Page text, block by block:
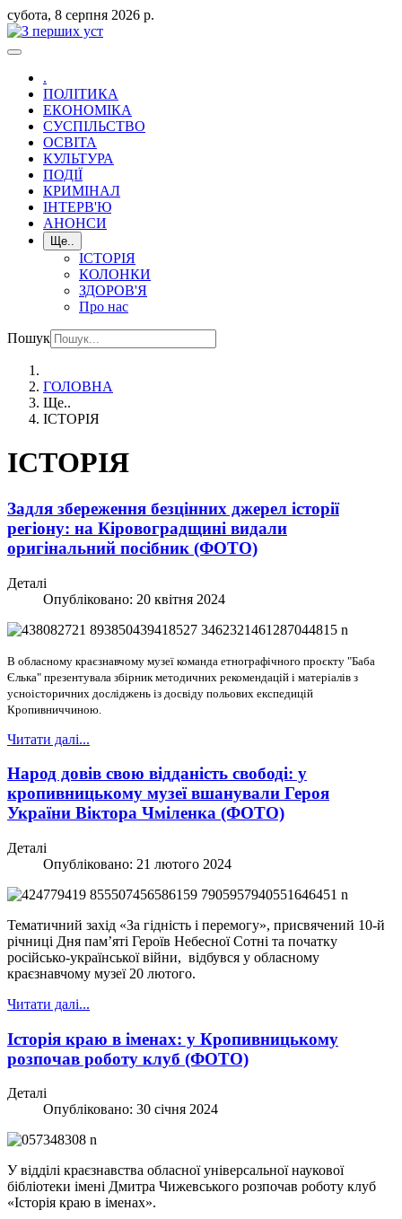
субота, 8 серпня 2026 р.
.
ПОЛІТИКА
ЕКОНОМІКА
СУСПІЛЬСТВО
ОСВІТА
КУЛЬТУРА
ПОДІЇ
КРИМІНАЛ
ІНТЕРВ'Ю
АНОНСИ
Ще..
ІСТОРІЯ
КОЛОНКИ
ЗДОРОВ'Я
Про нас
Пошук
ГОЛОВНА
Ще..
ІСТОРІЯ
ІСТОРІЯ
Задля збереження безцінних джерел історії
регіону: на Кіровоградщині видали
оригінальний посібник (ФОТО)
Деталі
Опубліковано: 20 квітня 2024
В обласному краєзнавчому музеї команда етнографічного проєкту "Баба
Єлька" презентувала збірник методичних рекомендацій і матеріалів з
усноісторичних досліджень із досвіду польових експедицій
Кропивниччиною.
Читати далі...
Народ довів свою відданість свободі: у
кропивницькому музеї вшанували Героя
України Віктора Чміленка (ФОТО)
Деталі
Опубліковано: 21 лютого 2024
Тематичний захід «За гідність і перемогу», присвячений 10-й
річниці Дня пам’яті Героїв Небесної Сотні та початку
російсько-української війни, відбувся у обласному
краєзнавчому музеї 20 лютого.
Читати далі...
Історія краю в іменах: у Кропивницькому
розпочав роботу клуб (ФОТО)
Деталі
Опубліковано: 30 січня 2024
У відділі краєзнавства обласної універсальної наукової
бібліотеки імені Дмитра Чижевського розпочав роботу клуб
«Історія краю в іменах».